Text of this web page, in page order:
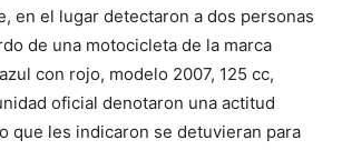
en el lugar detectaron a dos personas
de una motocicleta de la marca
con rojo, modelo 2007, 125 cc,
oficial denotaron una actitud
que les indicaron se detuvieran para